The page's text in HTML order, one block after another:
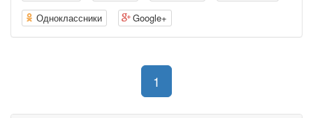
Одноклассники
Google+
1